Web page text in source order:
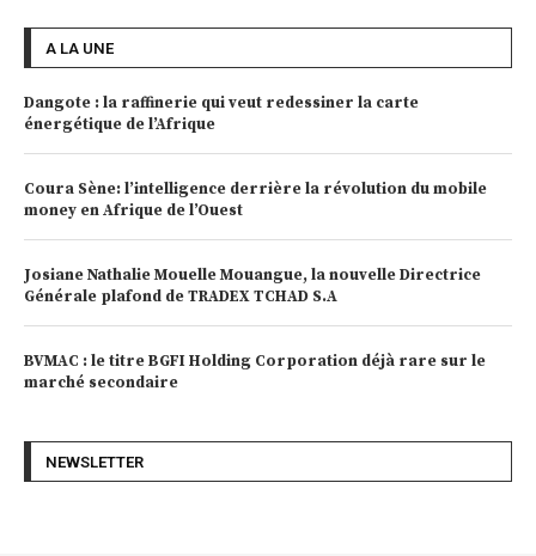
A LA UNE
Dangote : la raffinerie qui veut redessiner la carte
énergétique de l’Afrique
Coura Sène: l’intelligence derrière la révolution du mobile
money en Afrique de l’Ouest
Josiane Nathalie Mouelle Mouangue, la nouvelle Directrice
Générale plafond de TRADEX TCHAD S.A
BVMAC : le titre BGFI Holding Corporation déjà rare sur le
marché secondaire
NEWSLETTER